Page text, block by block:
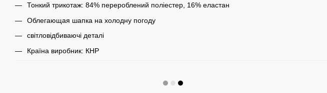
Тонкий трикотаж: 84% перероблений поліестер, 16% еластан
Облегающая шапка на холодну погоду
світловідбиваючі деталі
Країна виробник: КНР